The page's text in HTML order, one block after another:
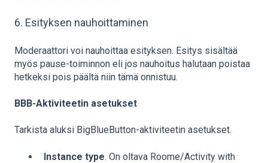
6. Esityksen nauhoittaminen
Moderaattori voi nauhoittaa esityksen. Esitys sisältää
myös pause-toiminnon eli jos nauhoitus halutaan poistaa
hetkeksi pois päältä niin tämä onnistuu.
BBB-Aktiviteetin asetukset
Tarkista aluksi BigBlueButton-aktiviteetin asetukset.
Instance type. On oltava Roome/Activity with